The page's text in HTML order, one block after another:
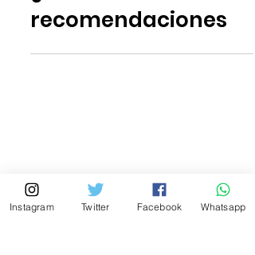
¿Miedo al VIH? 3
Instagram Twitter Facebook Whatsapp